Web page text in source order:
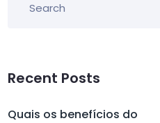
Recent Posts
Quais os benefícios do